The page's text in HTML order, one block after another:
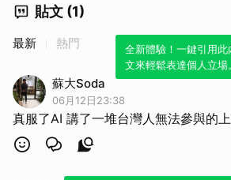
貼文 (1)
全新體驗！一鍵引用
文來輕鬆表達個人立場。
最新 熱門
蘇大Soda
06月12日23:38
真服了AI 講了一堆台灣人無法參與的